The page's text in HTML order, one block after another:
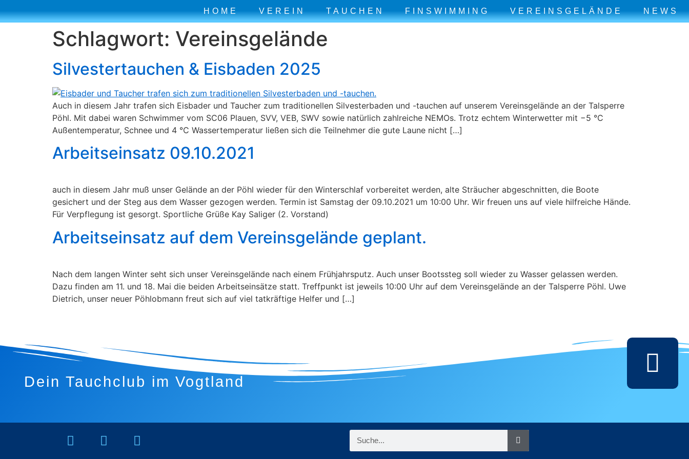
HOME VEREIN TAUCHEN FINSWIMMING VEREINSGELÄNDE NEWS
Schlagwort: Vereinsgelände
Silvestertauchen & Eisbaden 2025
Auch in diesem Jahr trafen sich Eisbader und Taucher zum traditionellen Silvesterbaden und -tauchen auf unserem Vereinsgelände an der Talsperre
Pöhl. Mit dabei waren Schwimmer vom SC06 Plauen, SVV, VEB, SWV sowie natürlich zahlreiche NEMOs. Trotz echtem Winterwetter mit −5 °C
Außentemperatur, Schnee und 4 °C Wassertemperatur ließen sich die Teilnehmer die gute Laune nicht […]
Arbeitseinsatz 09.10.2021
auch in diesem Jahr muß unser Gelände an der Pöhl wieder für den Winterschlaf vorbereitet werden, alte Sträucher abgeschnitten, die Boote
gesichert und der Steg aus dem Wasser gezogen werden. Termin ist Samstag der 09.10.2021 um 10:00 Uhr. Wir freuen uns auf viele hilfreiche Hände.
Für Verpflegung ist gesorgt. Sportliche Grüße Kay Saliger (2. Vorstand)
Arbeitseinsatz auf dem Vereinsgelände geplant.
Nach dem langen Winter seht sich unser Vereinsgelände nach einem Frühjahrsputz. Auch unser Bootssteg soll wieder zu Wasser gelassen werden.
Dazu finden am 11. und 18. Mai die beiden Arbeitseinsätze statt. Treffpunkt ist jeweils 10:00 Uhr auf dem Vereinsgelände an der Talsperre Pöhl. Uwe
Dietrich, unser neuer Pöhlobmann freut sich auf viel tatkräftige Helfer und […]
Dein Tauchclub im Vogtland